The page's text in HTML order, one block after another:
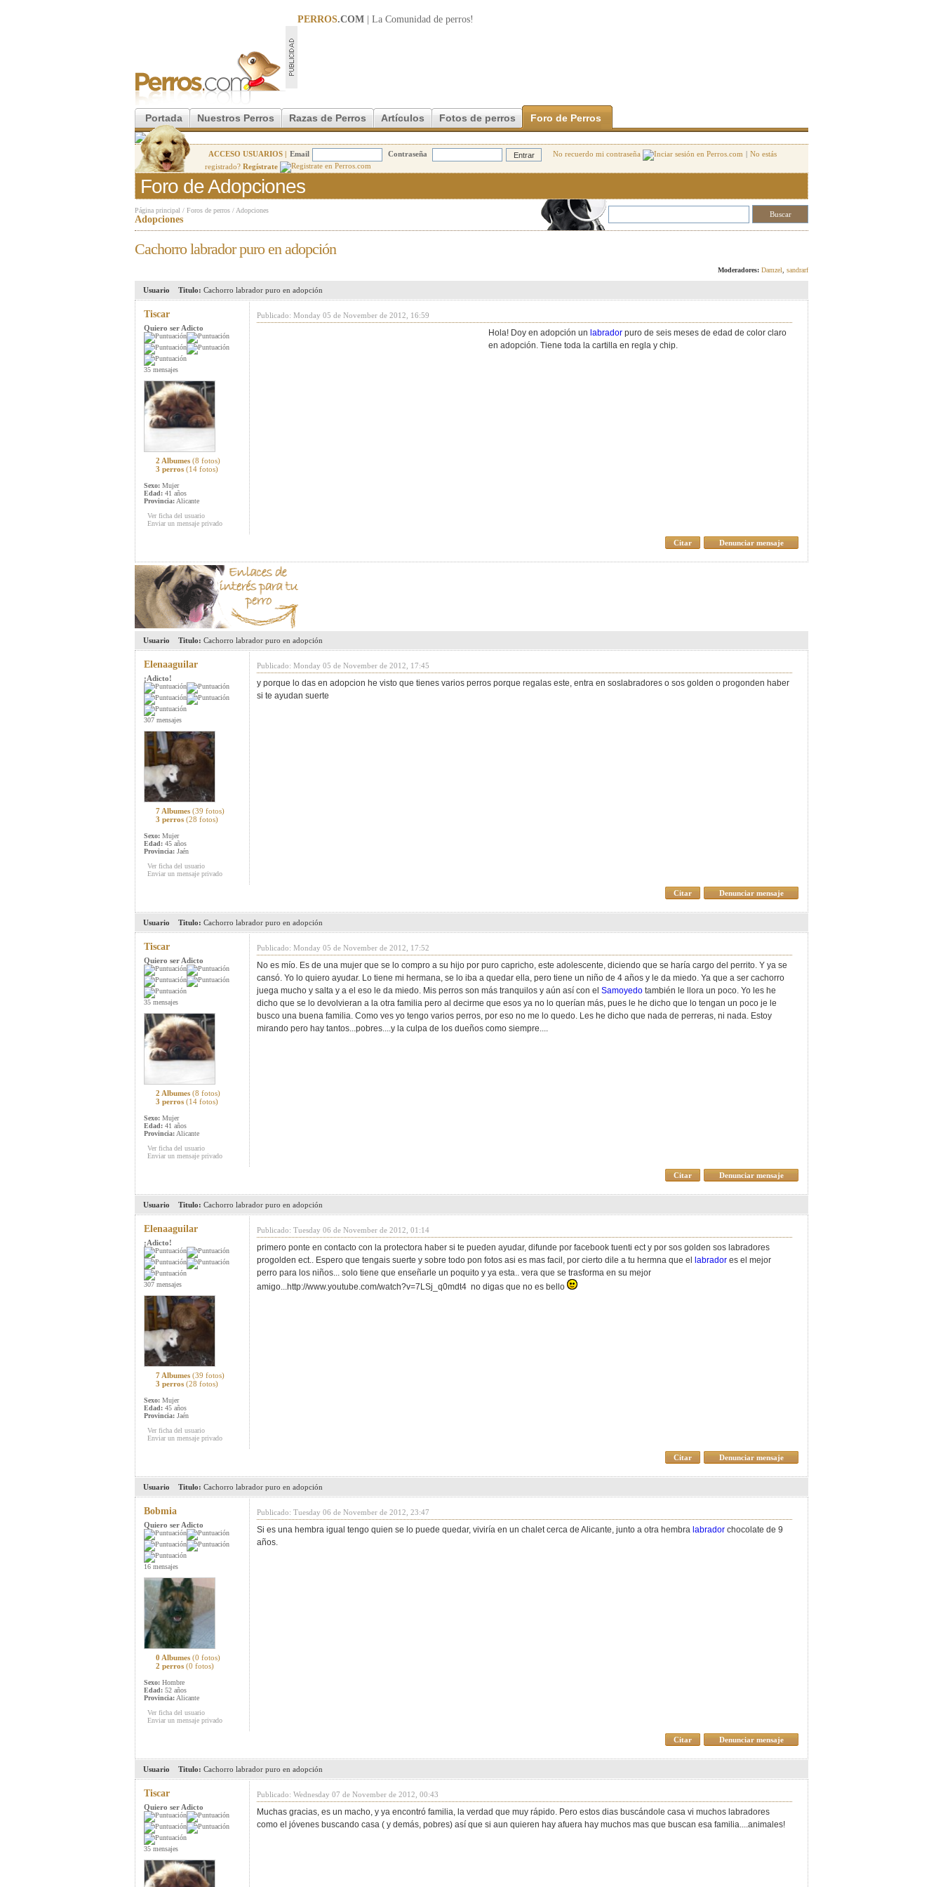
PERROS.COM | La Comunidad de perros!
Portada Nuestros Perros Razas de Perros Artículos Fotos de perros Foro de Perros
ACCESO USUARIOS | Email Contraseña No recuerdo mi contraseña | No estás
registrado? Regístrate
Foro de Adopciones
Página principal / Foros de perros / Adopciones
Adopciones
Cachorro labrador puro en adopción
Moderadores: Damzel sandrarf
Usuario Titulo: Cachorro labrador puro en adopción
Tiscar
Quiero ser Adicto
35 mensajes
2 Albumes (8 fotos)
3 perros (14 fotos)
Sexo: Mujer
Edad: 41 años
Provincia: Alicante
Ver ficha del usuario
Enviar un mensaje privado
Publicado: Monday 05 de November de 2012, 16:59
Hola! Doy en adopción un labrador puro de seis meses de edad de color claro
en adopción. Tiene toda la cartilla en regla y chip.
Denunciar mensaje
Citar
Usuario Titulo: Cachorro labrador puro en adopción
Elenaaguilar
¡Adicto!
307 mensajes
7 Albumes (39 fotos)
3 perros (28 fotos)
Sexo: Mujer
Edad: 45 años
Provincia: Jaén
Ver ficha del usuario
Enviar un mensaje privado
Publicado: Monday 05 de November de 2012, 17:45
y porque lo das en adopcion he visto que tienes varios perros porque regalas este, entra en soslabradores o sos golden o progonden haber
si te ayudan suerte
Denunciar mensaje
Citar
Usuario Titulo: Cachorro labrador puro en adopción
Tiscar
Quiero ser Adicto
35 mensajes
2 Albumes (8 fotos)
3 perros (14 fotos)
Sexo: Mujer
Edad: 41 años
Provincia: Alicante
Ver ficha del usuario
Enviar un mensaje privado
Publicado: Monday 05 de November de 2012, 17:52
No es mío. Es de una mujer que se lo compro a su hijo por puro capricho, este adolescente, diciendo que se haría cargo del perrito. Y ya se
cansó. Yo lo quiero ayudar. Lo tiene mi hermana, se lo iba a quedar ella, pero tiene un niño de 4 años y le da miedo. Ya que a ser cachorro
juega mucho y salta y a el eso le da miedo. Mis perros son más tranquilos y aún así con el Samoyedo también le llora un poco. Yo les he
dicho que se lo devolvieran a la otra familia pero al decirme que esos ya no lo querían más, pues le he dicho que lo tengan un poco je le
busco una buena familia. Como ves yo tengo varios perros, por eso no me lo quedo. Les he dicho que nada de perreras, ni nada. Estoy
mirando pero hay tantos...pobres....y la culpa de los dueños como siempre....
Denunciar mensaje
Citar
Usuario Titulo: Cachorro labrador puro en adopción
Elenaaguilar
¡Adicto!
307 mensajes
7 Albumes (39 fotos)
3 perros (28 fotos)
Sexo: Mujer
Edad: 45 años
Provincia: Jaén
Ver ficha del usuario
Enviar un mensaje privado
Publicado: Tuesday 06 de November de 2012, 01:14
primero ponte en contacto con la protectora haber si te pueden ayudar, difunde por facebook tuenti ect y por sos golden sos labradores
progolden ect.. Espero que tengais suerte y sobre todo pon fotos asi es mas facil, por cierto dile a tu hermna que el
labrador es el mejor
perro para los niños... solo tiene que enseñarle un poquito y ya esta.. vera que se trasforma en su mejor
amigo...http://www.youtube.com/watch?v=7LSj_q0mdt4 no digas que no es bello
Denunciar mensaje
Citar
Usuario Titulo: Cachorro labrador puro en adopción
Bobmia
Quiero ser Adicto
16 mensajes
0 Albumes (0 fotos)
2 perros (0 fotos)
Sexo: Hombre
Edad: 52 años
Provincia: Alicante
Ver ficha del usuario
Enviar un mensaje privado
Publicado: Tuesday 06 de November de 2012, 23:47
Si es una hembra igual tengo quien se lo puede quedar, viviría en un chalet cerca de Alicante, junto a otra hembra labrador chocolate de 9
años.
Denunciar mensaje
Citar
Usuario Titulo: Cachorro labrador puro en adopción
Tiscar
Quiero ser Adicto
35 mensajes
Publicado: Wednesday 07 de November de 2012, 00:43
Muchas gracias, es un macho, y ya encontró familia, la verdad que muy rápido. Pero estos dias buscándole casa vi muchos labradores
como el jóvenes buscando casa ( y demás, pobres) así que si aun quieren hay afuera hay muchos mas que buscan esa familia....animales!